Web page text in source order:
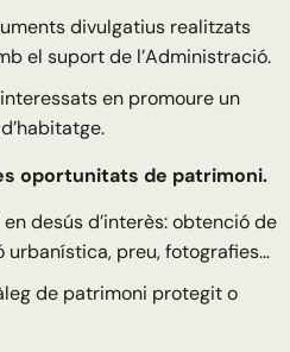
divulgatius realitzats
el suport de l’Administració.
en promoure un
oportunitats de patrimoni.
desús d’interès: obtenció de
urbanística, preu, fotografies…
de patrimoni protegit o